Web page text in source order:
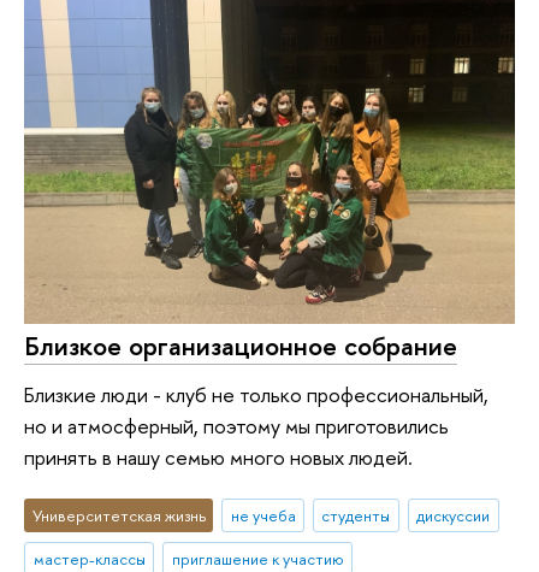
Близкое организационное собрание
Близкие люди - клуб не только профессиональный,
но и атмосферный, поэтому мы приготовились
принять в нашу семью много новых людей.
Университетская жизнь не учеба студенты
дискуссии
мастер-классы
приглашение к участию